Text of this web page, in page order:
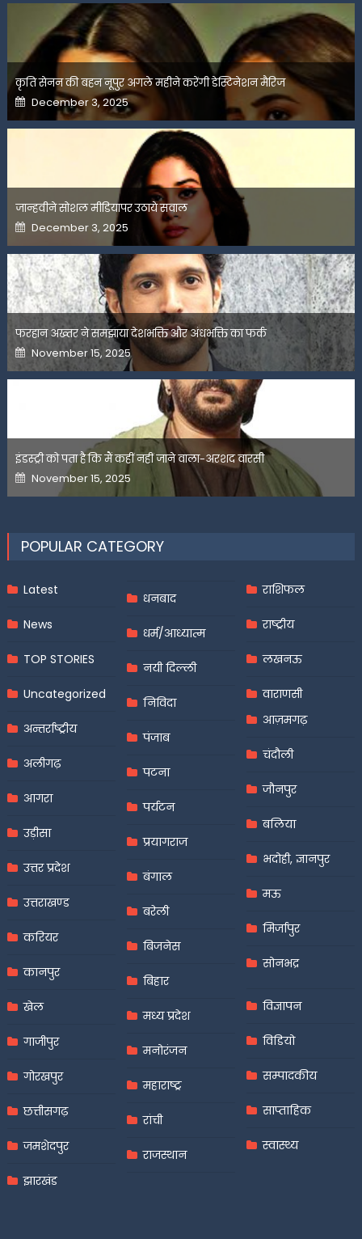
कृति सेनन की बहन नूपुर अगले महीने करेंगी डेस्टिनेशन मैरिज
Posted
on
December 3, 2025
जान्हवीने सोशल मीडियापर उठाये सवाल
Posted
on
December 3, 2025
फरहान अख्तर ने समझाया देशभक्ति और अंधभक्ति का फर्क
Posted
on
November 15, 2025
इंडस्ट्री को पता है कि मैं कहीं नहीं जाने वाला-अरशद वारसी
Posted
on
November 15, 2025
POPULAR CATEGORY
Latest
News
TOP STORIES
Uncategorized
अन्तर्राष्ट्रीय
अलीगढ़
आगरा
उड़ीसा
उत्तर प्रदेश
उत्तराखण्ड
करियर
कानपुर
खेल
गाजीपुर
गोरखपुर
छत्तीसगढ़
जमशेदपुर
झारखंड
धनबाद
धर्म/आध्यात्म
नयी दिल्ली
निविदा
पंजाब
पटना
पर्यटन
प्रयागराज
बंगाल
बरेली
बिजनेस
बिहार
मध्य प्रदेश
मनोरंजन
महाराष्ट्र
रांची
राजस्थान
राशिफल
राष्ट्रीय
लखनऊ
वाराणसी
आज़मगढ़
चंदौली
जौनपुर
बलिया
भदोही, ज्ञानपुर
मऊ
मिर्जापुर
सोनभद्र
विज्ञापन
विडियो
सम्पादकीय
साप्ताहिक
स्वास्थ्य